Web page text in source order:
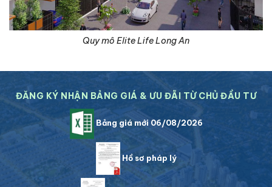
Quy mô Elite Life Long An
ĐĂNG KÝ NHẬN BẢNG GIÁ & ƯU ĐÃI TỪ CHỦ ĐẦU TƯ
Bảng giá mới 06/08/2026
Hồ sơ pháp lý